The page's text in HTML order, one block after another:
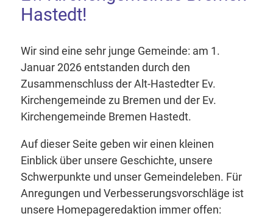
Hastedt!
Wir sind eine sehr junge Gemeinde: am 1.
Januar 2026 entstanden durch den
Zusammenschluss der Alt-Hastedter Ev.
Kirchengemeinde zu Bremen und der Ev.
Kirchengemeinde Bremen Hastedt.
Auf dieser Seite geben wir einen kleinen
Einblick über unsere Geschichte, unsere
Schwerpunkte und unser Gemeindeleben. Für
Anregungen und Verbesserungsvorschläge ist
unsere Homepageredaktion immer offen: